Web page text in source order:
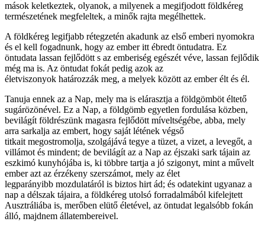
mások keletkeztek, olyanok, a milyenek a megifjodott földkéreg
természetének megfeleltek, a minők rajta megélhettek.
A földkéreg legifjabb rétegzetén akadunk az első emberi nyomokra
és el kell fogadnunk, hogy az ember itt ébredt öntudatra. Ez
öntudata lassan fejlődött s az emberiség egészét véve, lassan fejlődik
még ma is. Az öntudat fokát pedig azok az
életviszonyok határozzák meg, a melyek között az ember élt és él.
Tanuja ennek az a Nap, mely ma is elárasztja a földgömböt éltető
sugárözönével. Ez a Nap, a földgömb egyetlen fordulása közben,
bevilágít földrészünk magasra fejlődött míveltségébe, abba, mely
arra sarkalja az embert, hogy saját létének végső
titkait megostromolja, szolgájává tegye a tüzet, a vizet, a levegőt, a
villámot és mindent; de bevilágít az a Nap az éjszaki sark tájain az
eszkimó kunyhójába is, ki többre tartja a jó szigonyt, mint a művelt
ember azt az érzékeny szerszámot, mely az élet
legparányibb mozdulatáról is biztos hirt ád; és odatekint ugyanaz a
nap a délszak tájaira, a földkéreg utolsó forradalmából kifelejtett
Ausztráliába is, merőben elütő életével, az öntudat legalsóbb fokán
álló, majdnem állatembereivel.